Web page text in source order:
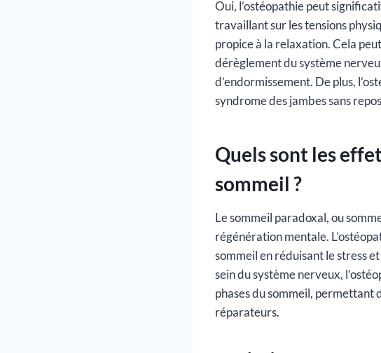
Oui, l’ostéopathie peut
travaillant sur les tensions
propice à la relaxation. Cela
dérèglement du système
d’endormissement. De plus,
syndrome des jambes sans
Quels sont les
sommeil ?
Le sommeil paradoxal, ou
régénération mentale.
sommeil en réduisant le stress
sein du système nerveux,
phases du sommeil, permettant
réparateurs.